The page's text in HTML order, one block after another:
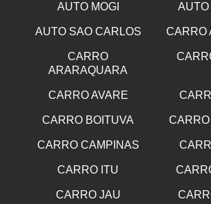
AUTO MOGI
AUTO SAO CARLOS CARRO
CARRO
ARARAQUARA
CARRO AVARE
CARRO BOITUVA
CARRO CAMPINAS
CARRO ITU
CARRO JAU